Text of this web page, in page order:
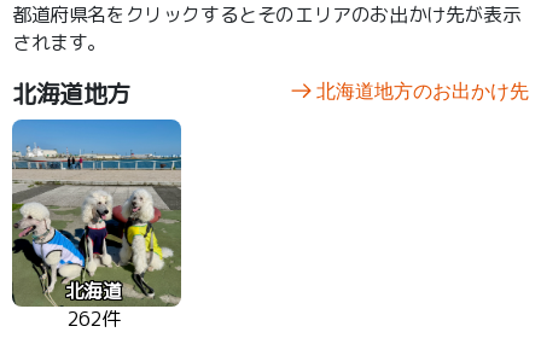
都道府県名をクリックするとそのエリアのお出かけ先が表示
されます。
北海道地方 北海道地方のお出かけ先
北海道
262件